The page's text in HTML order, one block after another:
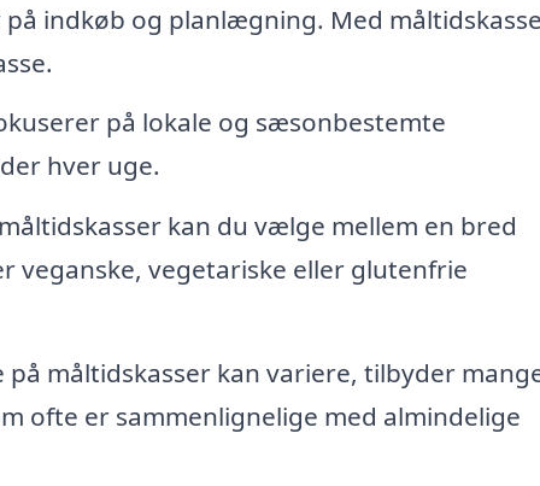
indkøb og planlægning. Med
på lokale og sæsonbestemte
hver uge.
kan du vælge mellem en bred
veganske, vegetariske eller glutenfrie
på måltidskasser kan variere, tilbyder
ofte er sammenlignelige med almindelige